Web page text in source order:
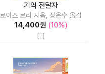
기억 전달자
로이스 로리 지음, 장은수 옮김
14,400원 (10%)